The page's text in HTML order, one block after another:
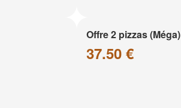
Offre 2 pizzas (Méga)
37.50 €